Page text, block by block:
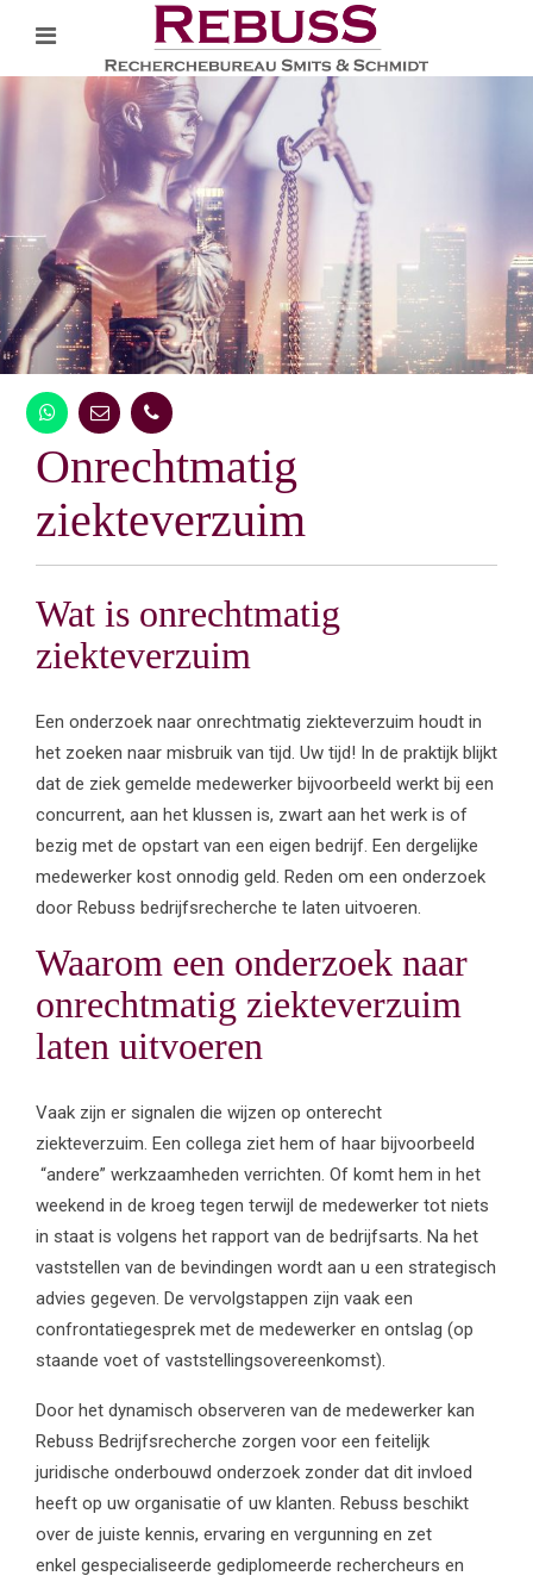
Onrechtmatig
ziekteverzuim
Wat is onrechtmatig
ziekteverzuim
Een onderzoek naar onrechtmatig ziekteverzuim houdt in
het zoeken naar misbruik van tijd. Uw tijd! In de praktijk blijkt
dat de ziek gemelde medewerker bijvoorbeeld werkt bij een
concurrent, aan het klussen is, zwart aan het werk is of
bezig met de opstart van een eigen bedrijf. Een dergelijke
medewerker kost onnodig geld. Reden om een onderzoek
door Rebuss bedrijfsrecherche te laten uitvoeren.
Waarom een onderzoek naar
onrechtmatig ziekteverzuim
laten uitvoeren
Vaak zijn er signalen die wijzen op onterecht
ziekteverzuim. Een collega ziet hem of haar bijvoorbeeld
“andere” werkzaamheden verrichten. Of komt hem in het
weekend in de kroeg tegen terwijl de medewerker tot niets
in staat is volgens het rapport van de bedrijfsarts. Na het
vaststellen van de bevindingen wordt aan u een strategisch
advies gegeven. De vervolgstappen zijn vaak een
confrontatiegesprek met de medewerker en ontslag (op
staande voet of vaststellingsovereenkomst).
Door het dynamisch observeren van de medewerker kan
Rebuss Bedrijfsrecherche zorgen voor een feitelijk
juridische onderbouwd onderzoek zonder dat dit invloed
heeft op uw organisatie of uw klanten. Rebuss beschikt
over de juiste kennis, ervaring en vergunning en zet
enkel gespecialiseerde gediplomeerde rechercheurs en